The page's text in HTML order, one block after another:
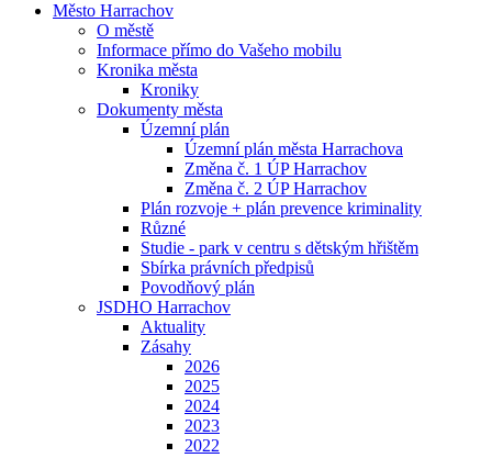
Město Harrachov
O městě
Informace přímo do Vašeho mobilu
Kronika města
Kroniky
Dokumenty města
Územní plán
Územní plán města Harrachova
Změna č. 1 ÚP Harrachov
Změna č. 2 ÚP Harrachov
Plán rozvoje + plán prevence kriminality
Různé
Studie - park v centru s dětským hřištěm
Sbírka právních předpisů
Povodňový plán
JSDHO Harrachov
Aktuality
Zásahy
2026
2025
2024
2023
2022